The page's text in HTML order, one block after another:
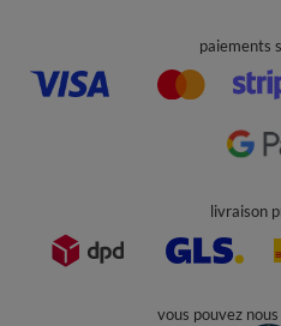
paiements
livraison
vous pouvez